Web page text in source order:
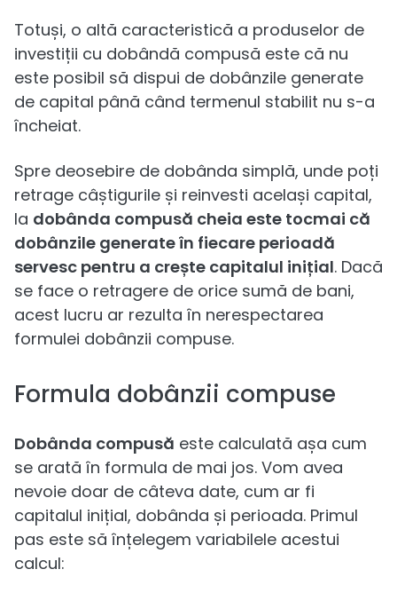
Totuși, o altă caracteristică a produselor de
investiții cu dobândă compusă este că nu
este posibil să dispui de dobânzile generate
de capital până când termenul stabilit nu s-a
încheiat.
Spre deosebire de dobânda simplă, unde poți
retrage câștigurile și reinvesti același capital,
la dobânda compusă cheia este tocmai că
dobânzile generate în fiecare perioadă
servesc pentru a crește capitalul inițial. Dacă
se face o retragere de orice sumă de bani,
acest lucru ar rezulta în nerespectarea
formulei dobânzii compuse.
Formula dobânzii compuse
Dobânda compusă este calculată așa cum
se arată în formula de mai jos. Vom avea
nevoie doar de câteva date, cum ar fi
capitalul inițial, dobânda și perioada. Primul
pas este să înțelegem variabilele acestui
calcul: